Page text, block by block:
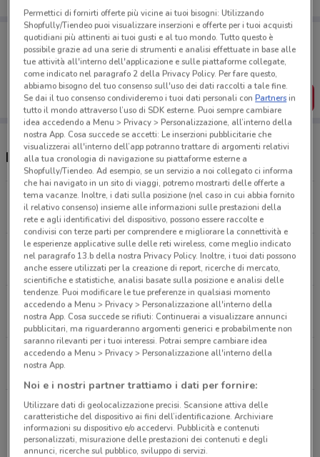
Porta DoveConviene sempre con te!
Puoi trovare le migliori offerte dei negozi vicino a te,
salvarle e creare la tua lista del risparmio, comodamente
dal tuo cellulare.
SCARICA L’APP
Negozi Caffitaly nelle vicinanze
Via Ugo De Carolis 80 Roma
2.4 km
Via Tolemaide 14 - Traversa Via Candia Roma
2.7 km
Viale Degli Ammiragli 74 Roma
3.2 km
Via Dei Prefetti 36 Roma
3.7 km
Viale Regina Margherita 18, Quartiere Parioli
Roma
3.9 km
Permettici di fornirti offerte più vicine ai tuoi bisogni: Utilizzando
Shopfully/Tiendeo puoi visualizzare inserzioni e offerte per i tuoi acquisti
quotidiani più attinenti ai tuoi gusti e al tuo mondo. Tutto questo è
possibile grazie ad una serie di strumenti e analisi effettuate in base alle
tue attività all'interno dell'applicazione e sulle piattaforme collegate,
come indicato nel paragrafo 2 della Privacy Policy. Per fare questo,
abbiamo bisogno del tuo consenso sull'uso dei dati raccolti a tale fine.
Se dai il tuo consenso condivideremo i tuoi dati personali conPartnersin
tutto il mondo attraverso l’uso di SDK esterne. Puoi sempre cambiare
idea accedendo a Menu > Privacy > Personalizzazione, all’interno della
nostra App. Cosa succede se accetti: Le inserzioni pubblicitarie che
visualizzerai all'interno dell’app potranno trattare di argomenti relativi
alla tua cronologia di navigazione su piattaforme esterne a
Shopfully/Tiendeo. Ad esempio, se un servizio a noi collegato ci informa
che hai navigato in un sito di viaggi, potremo mostrarti delle offerte a
tema vacanze. Inoltre, i dati sulla posizione (nel caso in cui abbia fornito
il relativo consenso) insieme alle informazioni sulle prestazioni della
rete e agli identificativi del dispositivo, possono essere raccolte e
condivisi con terze parti per comprendere e migliorare la connettività e
le esperienze applicative sulle delle reti wireless, come meglio indicato
nel paragrafo 13.b della nostra Privacy Policy. Inoltre, i tuoi dati possono
anche essere utilizzati per la creazione di report, ricerche di mercato,
scientifiche e statistiche, analisi basate sulla posizione e analisi delle
tendenze. Puoi modificare le tue preferenze in qualsiasi momento
accedendo a Menu > Privacy > Personalizzazione all'interno della
nostra App. Cosa succede se rifiuti: Continuerai a visualizzare annunci
pubblicitari, ma riguarderanno argomenti generici e probabilmente non
saranno rilevanti per i tuoi interessi. Potrai sempre cambiare idea
accedendo a Menu > Privacy > Personalizzazione all'interno della
nostra App.
Noi e i nostri partner trattiamo i dati per fornire:
Utilizzare dati di geolocalizzazione precisi. Scansione attiva delle
caratteristiche del dispositivo ai fini dell’identificazione. Archiviare
informazioni su dispositivo e/o accedervi. Pubblicità e contenuti
personalizzati, misurazione delle prestazioni dei contenuti e degli
annunci, ricerche sul pubblico, sviluppo di servizi.